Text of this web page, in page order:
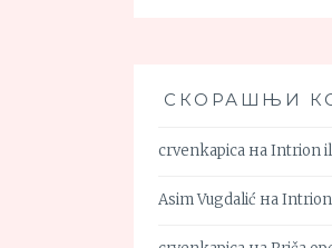
СКОРАШЊИ
crvenkapica наIntrion
Asim Vugdalić наIntrion